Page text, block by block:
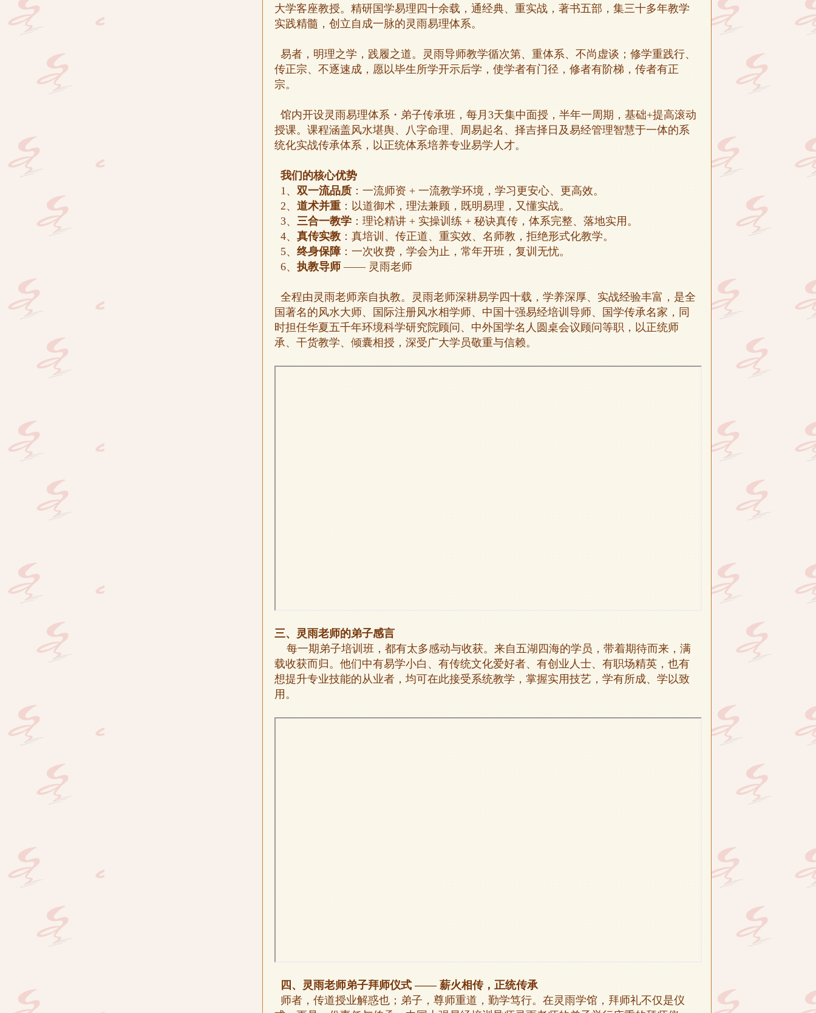
大学客座教授。精研国学易理四十余载，通经典、重实战，著书五部，集三十多年教学
实践精髓，创立自成一脉的灵雨易理体系。
易者，明理之学，践履之道。灵雨导师教学循次第、重体系、不尚虚谈；修学重践行、
传正宗、不逐速成，愿以毕生所学开示后学，使学者有门径，修者有阶梯，传者有正
宗。
馆内开设灵雨易理体系・弟子传承班，每月3天集中面授，半年一周期，基础+提高滚动
授课。课程涵盖风水堪舆、八字命理、周易起名、择吉择日及易经管理智慧于一体的系
统化实战传承体系，以正统体系培养专业易学人才。
我们的核心优势
1、 双一流品质 ：一流师资 + 一流教学环境，学习更安心、更高效。
2、 道术并重 ：以道御术，理法兼顾，既明易理，又懂实战。
3、 三合一教学 ：理论精讲 + 实操训练 + 秘诀真传，体系完整、落地实用。
4、 真传实教 ：真培训、传正道、重实效、名师教，拒绝形式化教学。
5、 终身保障：一次收费，学会为止，常年开班，复训无忧。
6、 执教导师 —— 灵雨老师
全程由灵雨老师亲自执教。灵雨老师深耕易学四十载，学养深厚、实战经验丰富，是全
国著名的风水大师、国际注册风水相学师、中国十强易经培训导师、国学传承名家，同
时担任华夏五千年环境科学研究院顾问、中外国学名人圆桌会议顾问等职，以正统师
承、干货教学、倾囊相授，深受广大学员敬重与信赖。
三、灵雨老师的弟子感言
每一期弟子培训班，都有太多感动与收获。来自五湖四海的学员，带着期待而来，满
载收获而归。他们中有易学小白、有传统文化爱好者、有创业人士、有职场精英，也有
想提升专业技能的从业者， 均可在此接受系统教学，掌握实用技艺，学有所成、学以致
用。
四、灵雨老师弟子拜师仪式 —— 薪火相传，正统传承
师者，传道授业解惑也；弟子，尊师重道，勤学笃行。在灵雨学馆，拜师礼不仅是仪